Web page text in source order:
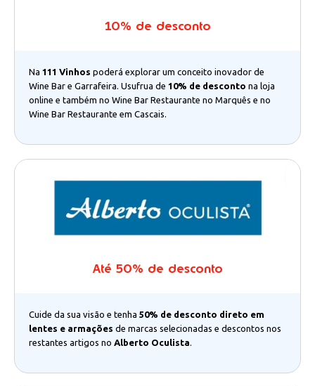
10% de desconto
Na 111 Vinhos poderá explorar um conceito inovador de
Wine Bar e Garrafeira. Usufrua de 10% de desconto na loja
online e também no Wine Bar Restaurante no Marquês e no
Wine Bar Restaurante em Cascais.
Até 50% de desconto
Cuide da sua visão e tenha 50% de desconto direto em
lentes e armações de marcas selecionadas e descontos nos
restantes artigos no Alberto Oculista